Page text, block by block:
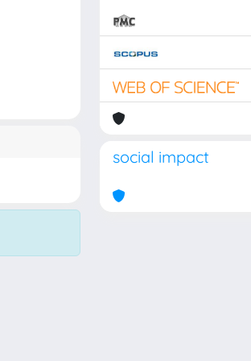
social impact